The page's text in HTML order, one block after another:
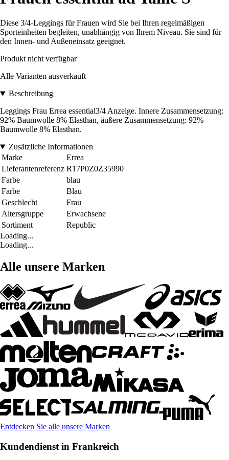
Diese 3/4-Leggings für Frauen wird Sie bei Ihren regelmäßigen
Sporteinheiten begleiten, unabhängig von Ihrem Niveau. Sie sind für
den Innen- und Außeneinsatz geeignet.
Produkt nicht verfügbar
Alle Varianten ausverkauft
Beschreibung
Leggings Frau Errea essential3/4 Anzeige. Innere Zusammensetzung:
92% Baumwolle 8% Elasthan, äußere Zusammensetzung: 92%
Baumwolle 8% Elasthan.
Zusätzliche Informationen
Marke
Errea
Lieferantenreferenz R17P0Z0Z35990
Farbe
blau
Farbe
Blau
Geschlecht
Frau
Altersgruppe
Erwachsene
Sortiment
Republic
Loading...
Loading...
Alle unsere Marken
Entdecken Sie alle unsere Marken
Kundendienst in Frankreich